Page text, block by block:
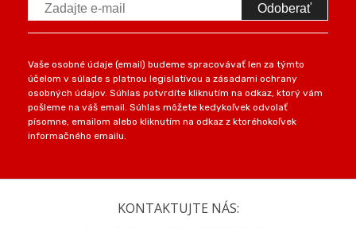
Odoberať
Vaše osobné údaje (email) budeme spracovávať len za týmto
účelom v súlade s platnou legislatívou a zásadami ochrany
osobných údajov. Súhlas potvrdíte kliknutím na odkaz, ktorý vám
pošleme na váš email. Súhlas môžete kedykoľvek odvolať
písomne, emailom alebo kliknutím na odkaz z ktoréhokoľvek
informačného emailu.
KONTAKTUJTE NÁS: